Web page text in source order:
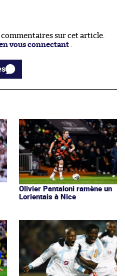
commentaires sur cet article.
vous connectant
Olivier Pantaloni ramène un
Lorientais à Nice